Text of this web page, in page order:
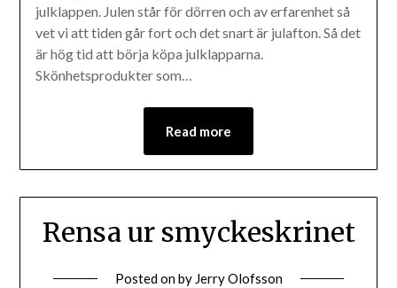
julklappen. Julen står för dörren och av erfarenhet så
vet vi att tiden går fort och det snart är julafton. Så det
är hög tid att börja köpa julklapparna.
Skönhetsprodukter som…
Read more
Rensa ur smyckeskrinet
Posted onby Jerry Olofsson